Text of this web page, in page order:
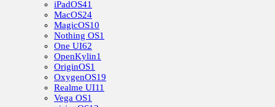
iPadOS41
MacOS24
MagicOS10
Nothing OS1
One UI62
OpenKylin1
OriginOS1
OxygenOS19
Realme UI11
Vega OS1